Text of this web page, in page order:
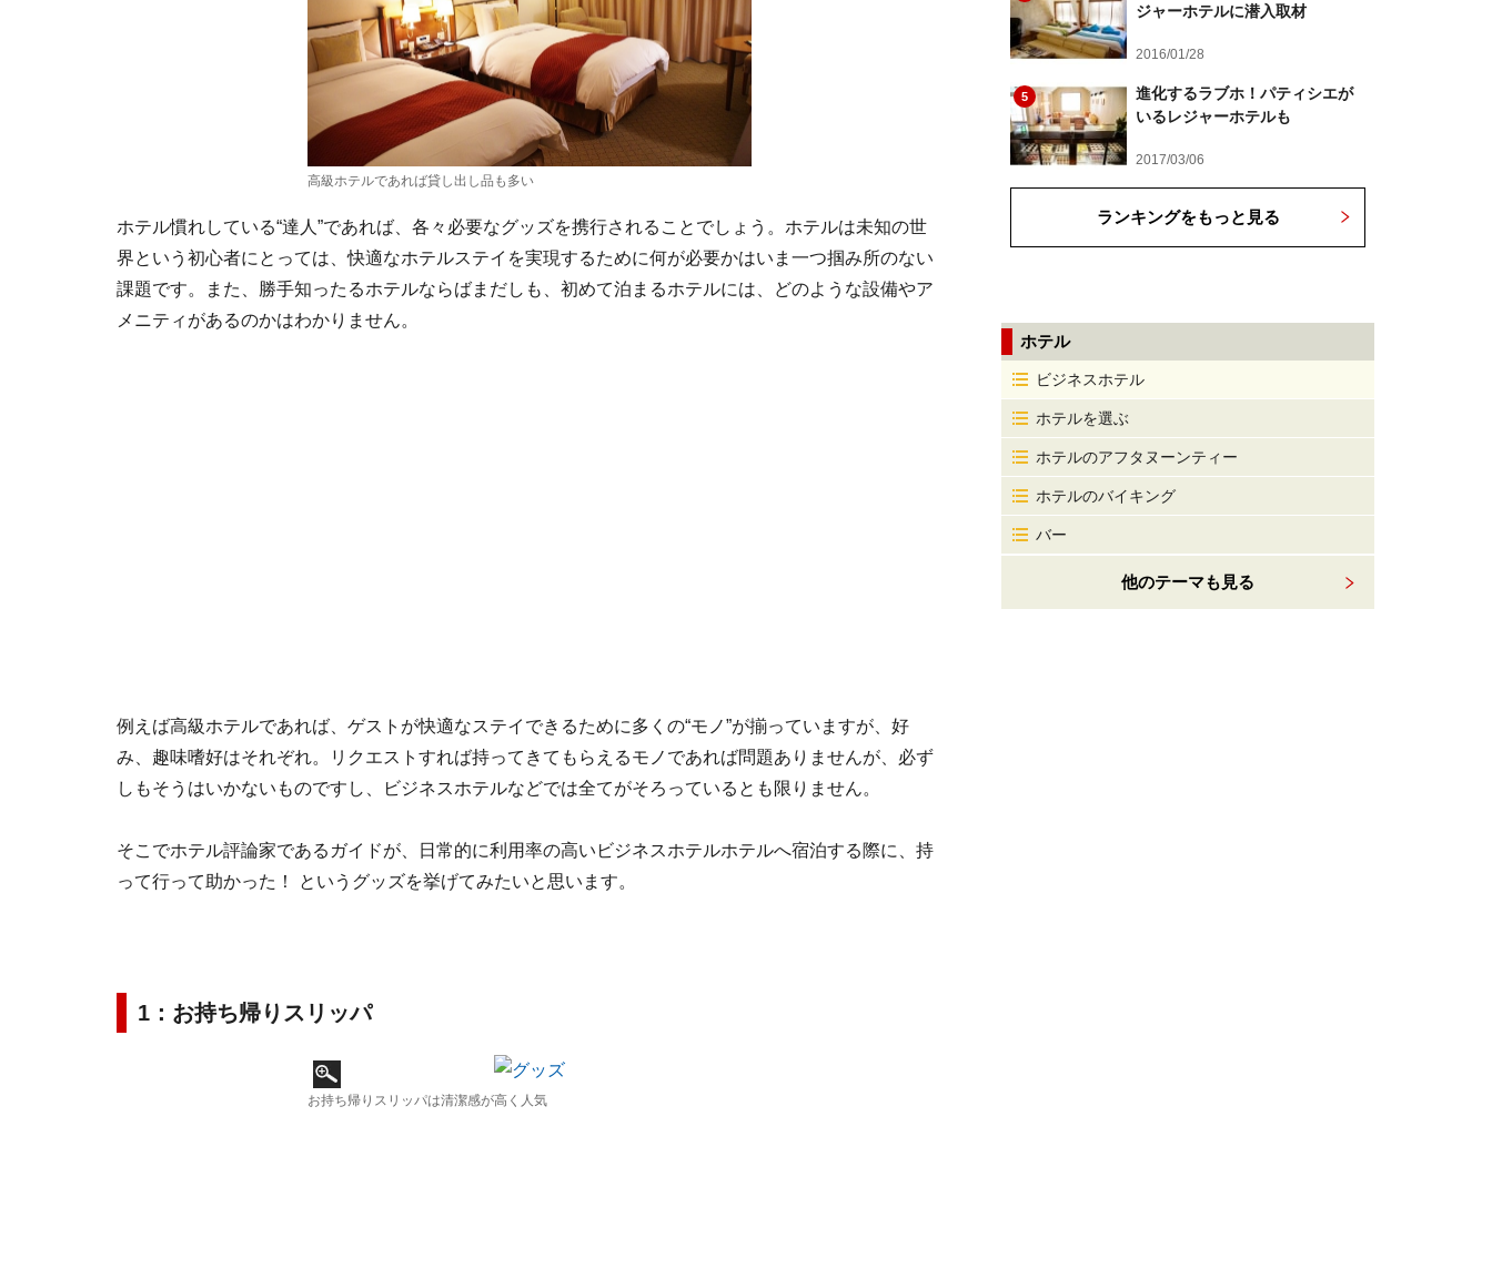
高級ホテルであれば貸し出し品も多い
ホテル慣れしている“達人”であれば、各々必要なグッズを携行されることでしょう。ホテルは未知の世
界という初心者にとっては、快適なホテルステイを実現するために何が必要かはいま一つ掴み所のない
課題です。また、勝手知ったるホテルならばまだしも、初めて泊まるホテルには、どのような設備やア
メニティがあるのかはわかりません。
例えば高級ホテルであれば、ゲストが快適なステイできるために多くの“モノ”が揃っていますが、好
み、趣味嗜好はそれぞれ。リクエストすれば持ってきてもらえるモノであれば問題ありませんが、必ず
しもそうはいかないものですし、ビジネスホテルなどでは全てがそろっているとも限りません。
そこでホテル評論家であるガイドが、日常的に利用率の高いビジネスホテルホテルへ宿泊する際に、持
って行って助かった！ というグッズを挙げてみたいと思います。
1：お持ち帰りスリッパ
お持ち帰りスリッパは清潔感が高く人気
ジャーホテルに潜入取材
2016/01/28
5
進化するラブホ！パティシエが
いるレジャーホテルも
2017/03/06
ランキングをもっと見る
ホテル
ビジネスホテル
ホテルを選ぶ
ホテルのアフタヌーンティー
ホテルのバイキング
バー
他のテーマも見る